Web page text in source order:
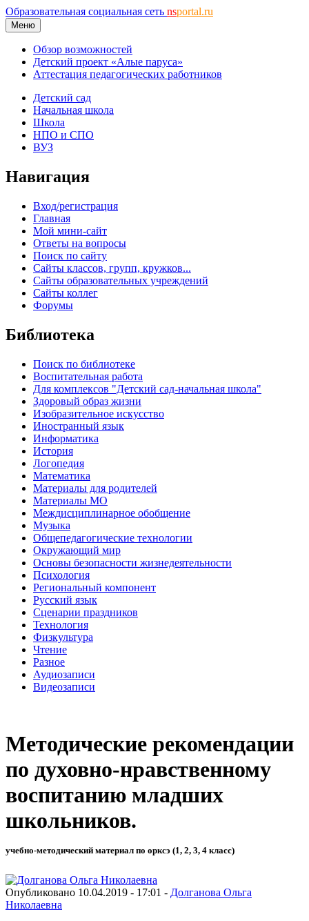
Образовательная социальная сеть nsportal.ru
Меню
Обзор возможностей
Детский проект «Алые паруса»
Аттестация педагогических работников
Детский сад
Начальная школа
Школа
НПО и СПО
ВУЗ
Навигация
Вход/регистрация
Главная
Мой мини-сайт
Ответы на вопросы
Поиск по сайту
Сайты классов, групп, кружков...
Сайты образовательных учреждений
Сайты коллег
Форумы
Библиотека
Поиск по библиотеке
Воспитательная работа
Для комплексов "Детский сад-начальная школа"
Здоровый образ жизни
Изобразительное искусство
Иностранный язык
Информатика
История
Логопедия
Математика
Материалы для родителей
Материалы МО
Междисциплинарное обобщение
Музыка
Общепедагогические технологии
Окружающий мир
Основы безопасности жизнедеятельности
Психология
Региональный компонент
Русский язык
Сценарии праздников
Технология
Физкультура
Чтение
Разное
Аудиозаписи
Видеозаписи
Методические рекомендации
по духовно-нравственному
воспитанию младших
школьников.
учебно-методический материал по орксэ (1, 2, 3, 4 класс)
Опубликовано 10.04.2019 - 17:01 - Долганова Ольга
Николаевна